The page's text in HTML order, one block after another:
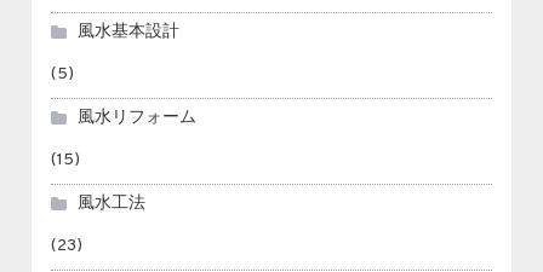
風水基本設計
(5)
風水リフォーム
(15)
風水工法
(23)